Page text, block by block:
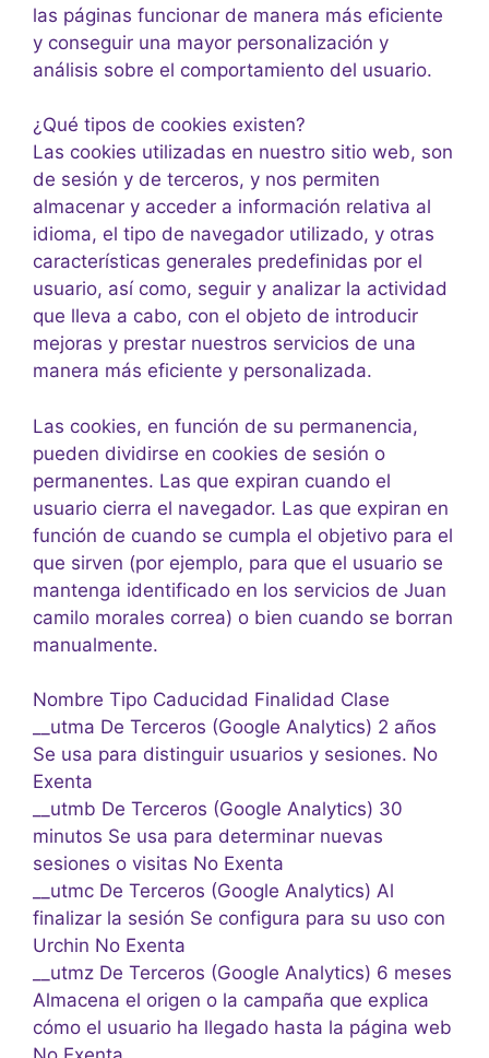
las páginas funcionar de manera más eficiente
y conseguir una mayor personalización y
análisis sobre el comportamiento del usuario.
¿Qué tipos de cookies existen?
Las cookies utilizadas en nuestro sitio web, son
de sesión y de terceros, y nos permiten
almacenar y acceder a información relativa al
idioma, el tipo de navegador utilizado, y otras
características generales predefinidas por el
usuario, así como, seguir y analizar la actividad
que lleva a cabo, con el objeto de introducir
mejoras y prestar nuestros servicios de una
manera más eficiente y personalizada.
Las cookies, en función de su permanencia,
pueden dividirse en cookies de sesión o
permanentes. Las que expiran cuando el
usuario cierra el navegador. Las que expiran en
función de cuando se cumpla el objetivo para el
que sirven (por ejemplo, para que el usuario se
mantenga identificado en los servicios de Juan
camilo morales correa) o bien cuando se borran
manualmente.
Nombre Tipo Caducidad Finalidad Clase
__utma De Terceros (Google Analytics) 2 años
Se usa para distinguir usuarios y sesiones. No
Exenta
__utmb De Terceros (Google Analytics) 30
minutos Se usa para determinar nuevas
sesiones o visitas No Exenta
__utmc De Terceros (Google Analytics) Al
finalizar la sesión Se configura para su uso con
Urchin No Exenta
__utmz De Terceros (Google Analytics) 6 meses
Almacena el origen o la campaña que explica
cómo el usuario ha llegado hasta la página web